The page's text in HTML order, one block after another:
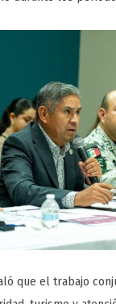
que el trabajo